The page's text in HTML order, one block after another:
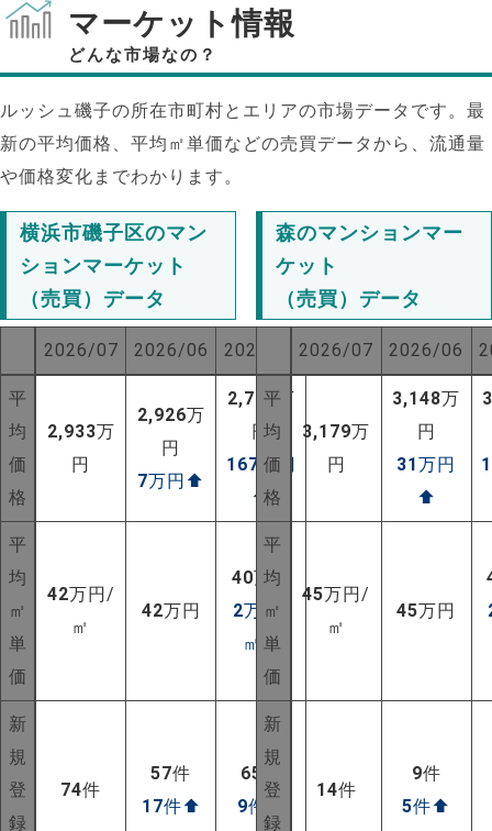
NEW!
マーケット情報
どんな市場なの？
ルッシュ磯子の所在市町村とエリアの市場データです。最
新の平均価格、平均㎡単価などの売買データから、流通量
や価格変化までわかります。
横浜市磯子区のマン
ションマーケット
（売買）データ
2026/07 2026/06 2025/07
平
均
価
格
2,933万
円
2,926万
円
7万円 ⬆
2,766万
円
167 万円
⬆
平
均
㎡
単
価
42万円/
㎡
42万円
40万円
2万円/
㎡ ⬆
新
規
登
録
74件
57件
17件⬆
65
件
9件
森のマンションマー
ケット
（売買）データ
2026/07 2026/06
平
均
価
格
3,179万
円
3,148万
円
31万円
⬆
平
均
㎡
単
価
45万円/
㎡
45万円
新
規
登
録
14件
9件
5件⬆